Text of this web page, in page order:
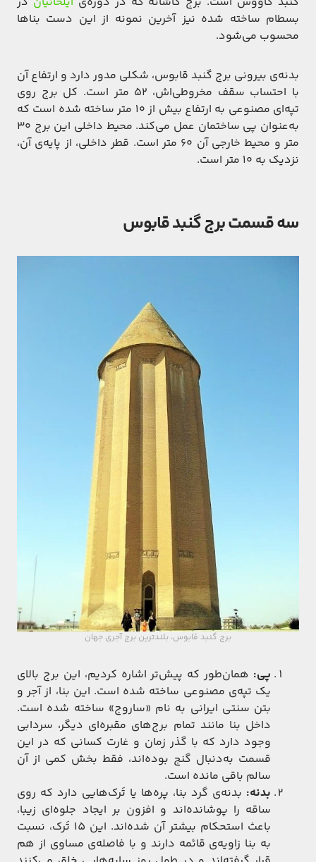
بسطام ساخته شده نیز آخرین نمونه از این دست بناها
محسوب می‌شود.
بدنه‌ی بیرونی برج گنبد قابوس، شکلی مدور دارد و ارتفاع آن
با احتساب سقف مخروطی‌اش، ۵۲ متر است. کل برج روی
تپه‌ای مصنوعی به ارتفاع بیش از ۱۰ متر ساخته شده است که
به‌عنوان پی ساختمان عمل می‌کند. محیط داخلی این برج ۳۰
متر و محیط خارجی آن ۶۰ متر است. قطر داخلی، از پایه‌ی آن،
نزدیک به ۱۰ متر است.
سه قسمت برج گنبد قابوس
برج گنبد قابوس، بلندترین برج آجری جهان
پی: همان‌طور که پیش‌تر اشاره کردیم، این برج بالای
یک تپه‌ی مصنوعی ساخته شده است. این بنا، از آجر و
بتن سنتی ایرانی به نام «ساروج» ساخته شده است.
داخل بنا مانند تمام برج‌های مقبره‌ای دیگر، سردابی
وجود دارد که با گذر زمان و غارت کسانی که در این
قسمت به‌دنبال گنج بوده‌اند، فقط بخش کمی از آن
سالم باقی مانده است.
بدنه: بدنه‌ی گرد بنا، پره‌ها یا تَرک‌هایی دارد که روی
ساقه را پوشانده‌اند و افزون بر ایجاد جلوه‌‌ای زیبا،
باعث استحکام بیشتر آن شده‌اند. این 15 تَرک، نسبت
به بنا زاویه‌ی قائمه دارند و با فاصله‌ی مساوی از هم